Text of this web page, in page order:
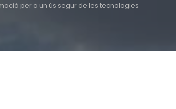
per a un ús segur de les tecnologies